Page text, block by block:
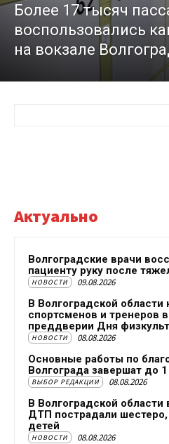
Более 17 тысяч
воспользовались
на вокзале
Актуально
Волгоградские врачи
пациенту руку после
НОВОСТИ 09.08.2026
В Волгоградской области
спортсменов и тренеров в
преддверии Дня
НОВОСТИ 08.08.2026
Основные работы по
Волгограда завершат до
ВЫБОР РЕДАКЦИИ 08.08.2026
В Волгоградской
ДТП пострадали
детей
НОВОСТИ 08.08.2026